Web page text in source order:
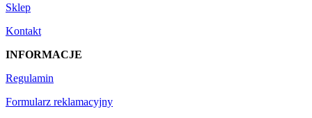
Sklep
Kontakt
INFORMACJE
Regulamin
Formularz reklamacyjny